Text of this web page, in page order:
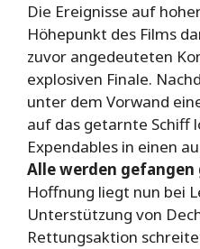
Die Ereignisse auf
Höhepunkt des Films
zuvor angedeuteten
explosiven Finale.
unter dem Vorwand
auf das getarnte Schiff
Expendables in einen
Alle werden gefangen
Hoffnung liegt nun bei
Unterstützung von
Rettungsaktion